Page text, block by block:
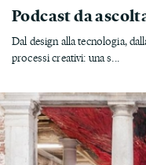
Podcast da
Dal design alla tecnologia,
processi creativi: una s...